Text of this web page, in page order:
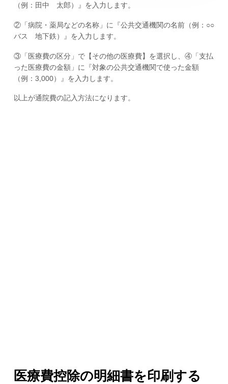
（例：田中 太郎）』を入力します。
②「病院・薬局などの名称」に『公共交通機関の名前（例：○○
バス 地下鉄）』を入力します。
③「医療費の区分」で【その他の医療費】を選択し、④「支払
った医療費の金額」に『対象の公共交通機関で使った金額
（例：3,000）』を入力します。
以上が通院費の記入方法になります。
医療費控除の明細書を印刷する